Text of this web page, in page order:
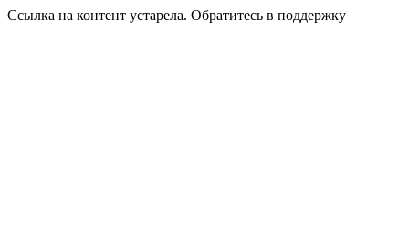
Ссылка на контент устарела. Обратитесь в поддержку